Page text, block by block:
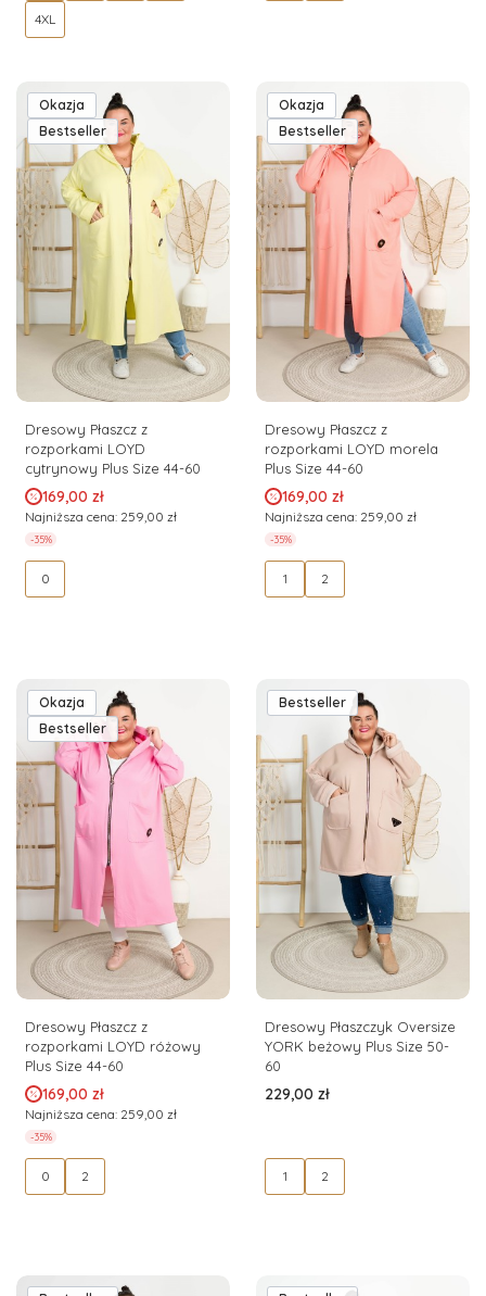
4XL
Okazja
Bestseller
Dresowy Płaszcz z
rozporkami LOYD
cytrynowy Plus Size 44-60
Cena promocyjna
169,00 zł
Najniższa cena: 259,00 zł
-35%
0
Okazja
Bestseller
Dresowy Płaszcz z
rozporkami LOYD morela
Plus Size 44-60
Cena promocyjna
169,00 zł
Najniższa cena: 259,00 zł
-35%
1 2
Okazja
Bestseller
Dresowy Płaszcz z
rozporkami LOYD różowy
Plus Size 44-60
Cena promocyjna
169,00 zł
Najniższa cena: 259,00 zł
-35%
0 2
Bestseller
Dresowy Płaszczyk Oversize
YORK beżowy Plus Size 50-
60
Cena
229,00 zł
1 2